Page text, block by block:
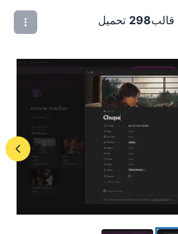
قالب298 تحميل